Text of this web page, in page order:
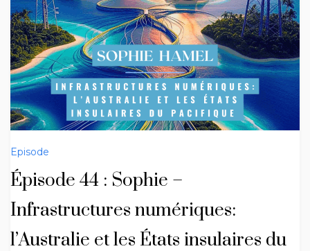
Episode
Épisode 44 : Sophie –
Infrastructures numériques:
l’Australie et les États insulaires du